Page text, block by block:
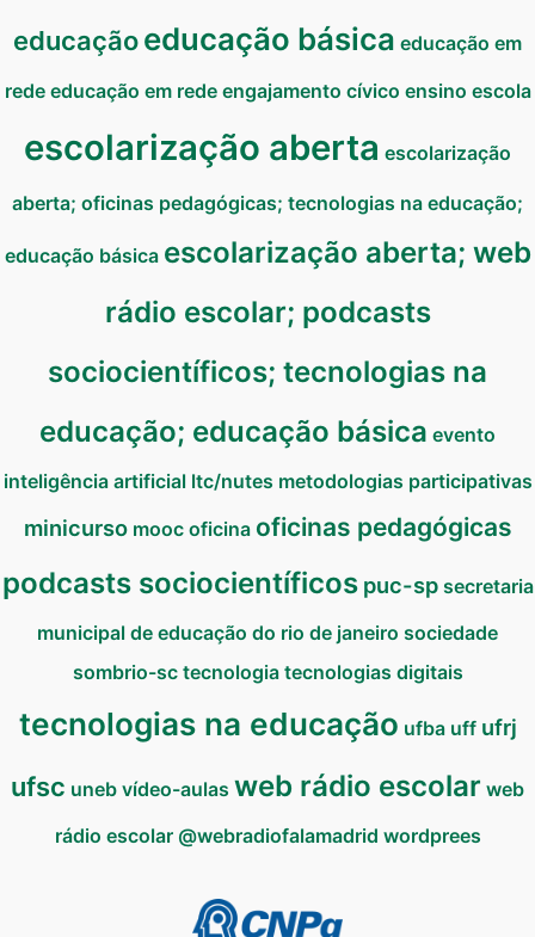
educaçãoeducação básica educação em
rede educação em rede engajamento cívico ensino escola
escolarização aberta escolarização
aberta; oficinas pedagógicas; tecnologias na educação;
educação básica escolarização aberta; web
rádio escolar; podcasts
sociocientíficos; tecnologias na
educação; educação básica evento
inteligência artificial ltc/nutes metodologias participativas
minicurso mooc oficina oficinas pedagógicas
podcasts sociocientíficos puc-sp secretaria
municipal de educação do rio de janeiro sociedade
sombrio-sc tecnologia tecnologias digitais
tecnologias na educação ufba uff ufrj
ufsc uneb vídeo-aulas web rádio escolar web
rádio escolar @webradiofalamadrid wordprees